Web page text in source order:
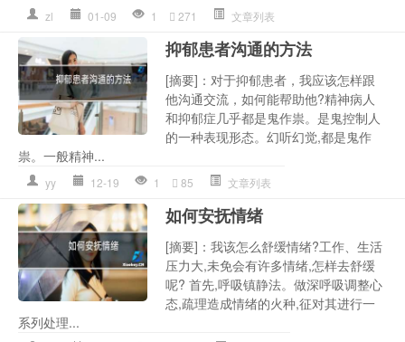
zl 01-09 1 271 文章列表
抑郁患者沟通的方法
[摘要]：对于抑郁患者，我应该怎样跟
他沟通交流，如何能帮助他?精神病人
和抑郁症几乎都是鬼作祟。是鬼控制人
的一种表现形态。幻听幻觉,都是鬼作
祟。一般精神...
yy 12-19 1 85 文章列表
如何安抚情绪
[摘要]：我该怎么舒缓情绪?工作、生活
压力大,未免会有许多情绪,怎样去舒缓
呢? 首先,呼吸镇静法。做深呼吸调整心
态,疏理造成情绪的火种,征对其进行一
系列处理...